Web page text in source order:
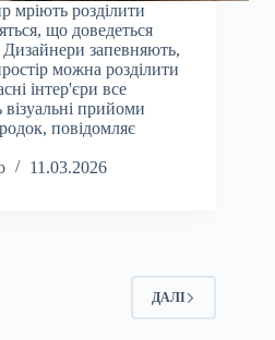
мріють розділити
що доведеться
Дизайнери запевняють,
можна розділити
інтер'єри все
прийоми
повідомляє
11.03.2026
ДАЛІ